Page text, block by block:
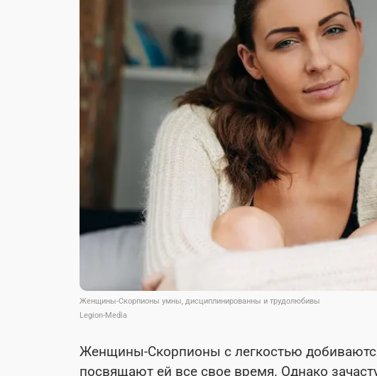
Женщины-Скорпионы умны, дисциплинированны и трудолюбивы
Legion-Media
Женщины-Скорпионы с легкостью
посвящают ей все свое время. Однако